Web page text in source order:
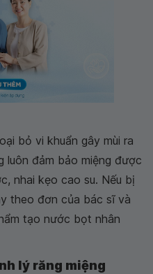
bỏ vi khuẩn gây mùi ra
luôn đảm bảo miệng được
nhai kẹo cao su. Nếu bị
theo đơn của bác sĩ và
tạo nước bọt nhân
lý răng miệng